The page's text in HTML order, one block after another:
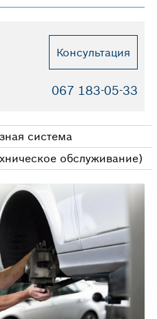
Консультация
067 183-05-33
система
обслуживание)